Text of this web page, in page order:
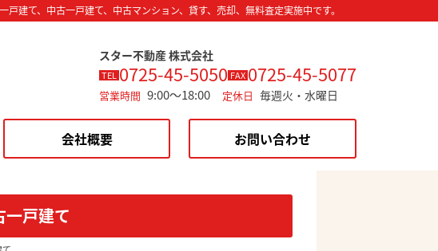
建て、中古一戸建て、中古マンション、貸す、売却、無料査定実施中です。
スター不動産 株式会社
TEL 0725-45-5050 FAX 0725-45-5077
営業時間 9:00～18:00 定休日 毎週火・水曜日
会社概要 お問い合わせ
一戸建て